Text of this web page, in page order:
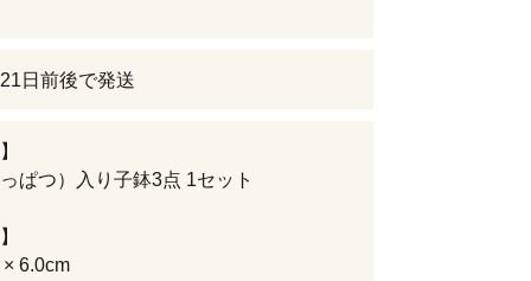
日前後で発送
ぱつ）入り子鉢3点 1セット
6.0cm